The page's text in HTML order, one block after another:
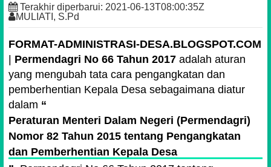
Terakhir diperbarui: 2021-06-13T08:00:35Z
MULIATI, S.Pd
FORMAT-ADMINISTRASI-DESA.BLOGSPOT.COM
| Permendagri No 66 Tahun 2017 adalah aturan
yang mengubah tata cara pengangkatan dan
pemberhentian Kepala Desa sebagaimana diatur
dalam
Peraturan Menteri Dalam Negeri (Permendagri)
Nomor 82 Tahun 2015 tentang Pengangkatan
dan Pemberhentian Kepala Desa